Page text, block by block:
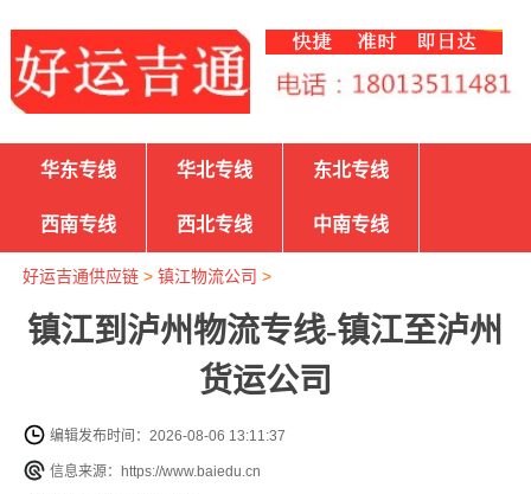
华东专线 华北专线 东北专线
西南专线 西北专线 中南专线
好运吉通供应链> 镇江物流公司 >
镇江到泸州物流专线-镇江至泸州
货运公司
编辑发布时间：2026-08-06 13:11:37
信息来源：https://www.baiedu.cn